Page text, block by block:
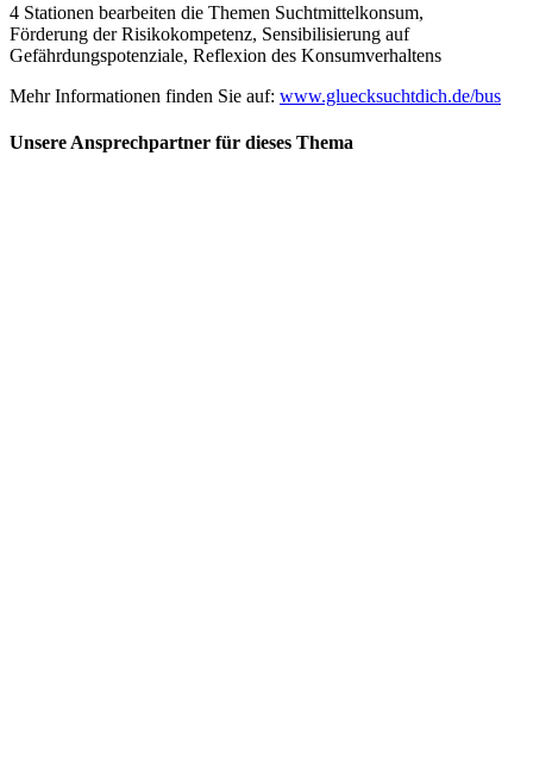
4 Stationen bearbeiten die Themen Suchtmittelkonsum,
Förderung der Risikokompetenz, Sensibilisierung auf
Gefährdungspotenziale, Reflexion des Konsumverhaltens
Mehr Informationen finden Sie auf: www.gluecksuchtdich.de/bus
Unsere Ansprechpartner für dieses Thema